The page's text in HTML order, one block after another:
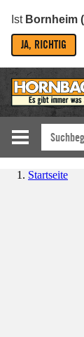
Ist Bornheim
JA, RICHTIG
Startseite